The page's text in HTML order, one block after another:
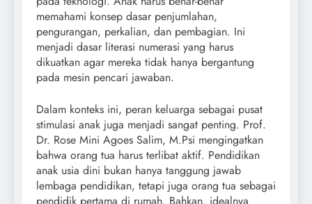
memahami konsep dasar penjumlahan,
pengurangan, perkalian, dan pembagian. Ini
menjadi dasar literasi numerasi yang harus
dikuatkan agar mereka tidak hanya bergantung
pada mesin pencari jawaban.
Dalam konteks ini, peran keluarga sebagai pusat
stimulasi anak juga menjadi sangat penting. Prof.
Dr. Rose Mini Agoes Salim, M.Psi mengingatkan
bahwa orang tua harus terlibat aktif. Pendidikan
anak usia dini bukan hanya tanggung jawab
lembaga pendidikan, tetapi juga orang tua sebagai